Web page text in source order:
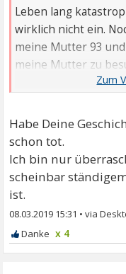
Leben lang
wirklich nicht ein.
meine Mutter 93
meine Mutter zu
meinem Elternhaus
zu machen- ich hab
ich so erschöpft (vor
meiner Mutter
ANGST), dass .
Habe Deine
schon tot.
Ich bin nur
scheinbar
ist.
08.03.2019 15:31 •
x 4